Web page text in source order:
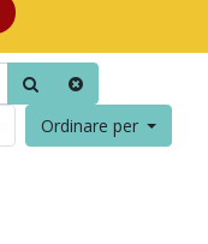
Ordinare per